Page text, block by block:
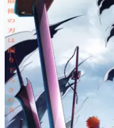
女性向け
アプリレビュー
その他
電ファミニコゲーマーとは？
運営：株式会社マレ